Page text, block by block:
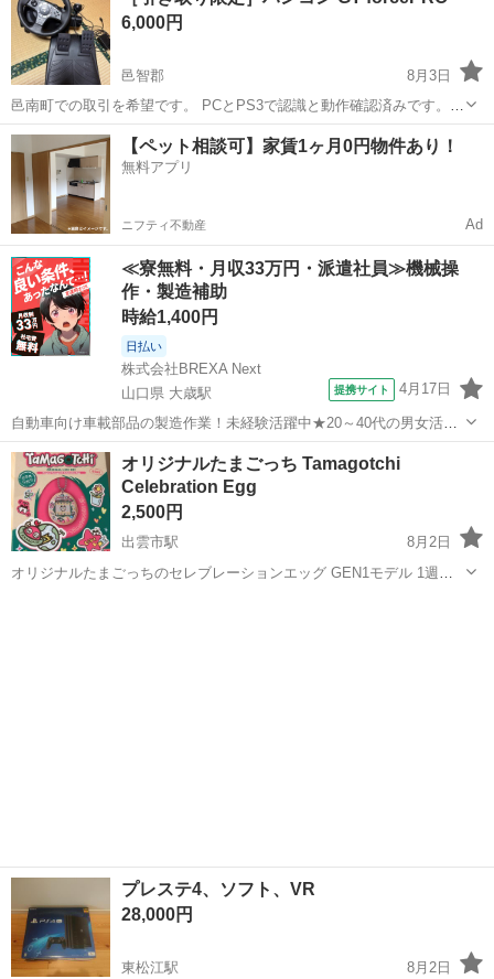
像の紙）はお付けします...
6,000円
邑智郡
8月3日
邑南町での取引を希望です。 PCとPS3で認識と動作確認済みです。
ペダルにキズが多いです。 ハンドルは軸ブレがなく比較的綺麗です。
島根 邑智郡 テレビゲーム
【ペット相談可】家賃1ヶ月0円物件あり！
無料アプリ
ニフティ不動産 Ad
≪寮無料・月収33万円・派遣社員≫機械操
作・製造補助
時給1,400円
日払い
株式会社BREXA Next
山口県 大歳駅
提携サイト 4月17日
自動車向け車載部品の製造作業！未経験活躍中★20～40代の男女活躍
中！友達同士での応募OK！備品付きワンルーム寮費無料！赴任旅費会
社負担！生活支援物資事前対応可◎格安食堂利用可！年間休日135日
♪《山口県山口市》 人気の工...
山口 山口市 大歳駅 その他
オリジナルたまごっち Tamagotchi
Celebration Egg
2,500円
出雲市駅
8月2日
オリジナルたまごっちのセレブレーションエッグ GEN1モデル 1週間
プレステ4、ソフト、VR
28,000円
東松江駅
8月2日